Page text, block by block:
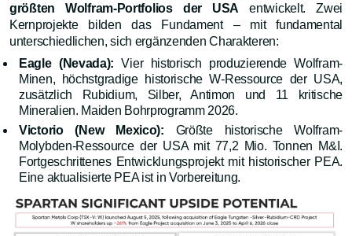
größten Wolfram-Portfolios der USA entwickelt. Zwei
Kernprojekte bilden das Fundament – mit fundamental
unterschiedlichen, sich ergänzenden Charakteren:
Eagle (Nevada): Vier historisch produzierende Wolfram-
Minen, höchstgradige historische W-Ressource der USA,
zusätzlich Rubidium, Silber, Antimon und 11 kritische
Mineralien. Maiden Bohrprogramm 2026.
Victorio (New Mexico): Größte historische Wolfram-
Molybden-Ressource der USA mit 77,2 Mio. Tonnen M&I.
Fortgeschrittenes Entwicklungsprojekt mit historischer PEA.
Eine aktualisierte PEA ist in Vorbereitung.